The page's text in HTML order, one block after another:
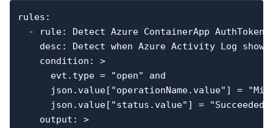
rules:
- rule: Detect Azure ContainerApp AuthToken
desc: Detect when Azure Activity Log
    condition: >
      evt.type = "open" and
json.value["operationName.value"] =
      json.value["status.value"] = "Succeeded"
    output: >